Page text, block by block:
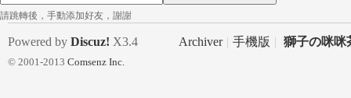
請跳轉後，手動添加好友，謝謝
Archiver | 手機版 | 獅子の咪咪
Powered by Discuz! X3.4
© 2001-2013 Comsenz Inc.